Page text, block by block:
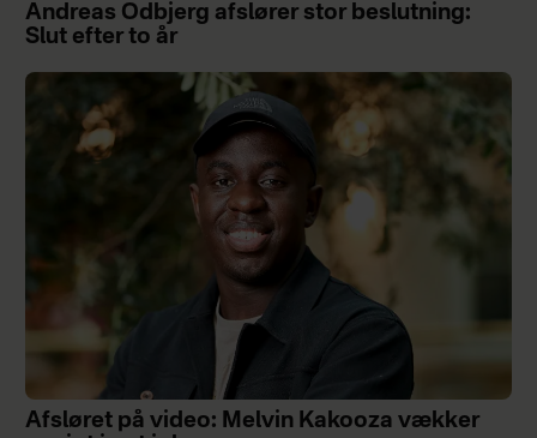
Andreas Odbjerg afslører stor beslutning:
Slut efter to år
Afsløret på video: Melvin Kakooza vækker